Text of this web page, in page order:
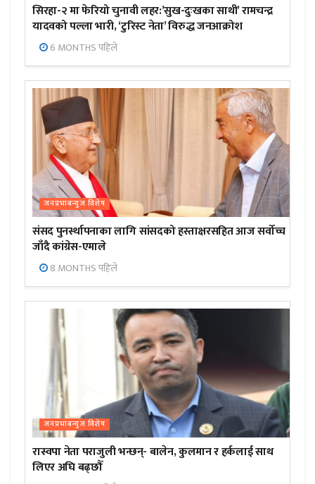
सिरहा-२ मा फेरियो चुनावी लहर:’सुख-दुःखका साथी’ रामचन्द्र
यादवको पल्ला भारी, ‘टुरिस्ट नेता’ विरुद्ध जनआक्रोश
6 MONTHS पहिले
जनप्रभाबन्युज विशेष
संसद पुनर्स्थापनाका लागि सांसदको हस्ताक्षरसहित आज सर्वोच्च
जाँदै कांग्रेस-एमाले
8 MONTHS पहिले
जनप्रभाबन्युज विशेष
रास्वपा नेता पराजुली भन्छन्- बालेन, कुलमान र हर्कलाई साथ
लिएर अघि बढ्छौँ